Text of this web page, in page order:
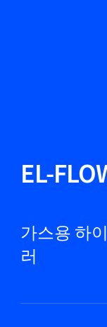
제품
마켓
EL-
가스용 하
러